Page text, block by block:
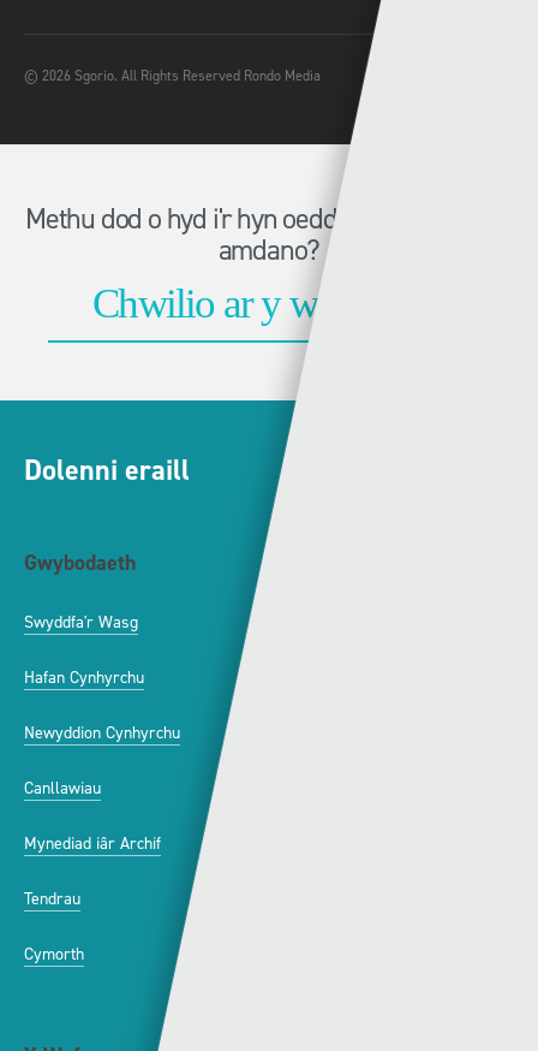
© 2026 Sgorio. All Rights Reserved Rondo Media
Methu dod o hyd i'r hyn oeddech chi'n chwilio
amdano?
Dolenni eraill
Gwybodaeth
Swyddfa'r Wasg
Hafan Cynhyrchu
Newyddion Cynhyrchu
Canllawiau
Mynediad iâr Archif
Tendrau
Cymorth